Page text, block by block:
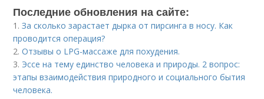
Последние обновления на сайте:
1.За сколько зарастает дырка от пирсинга в носу. Как
проводится операция?
2.Отзывы о LPG-массаже для похудения.
3. Эссе на тему единство человека и природы. 2 вопрос:
этапы взаимодействия природного и социального бытия
человека.